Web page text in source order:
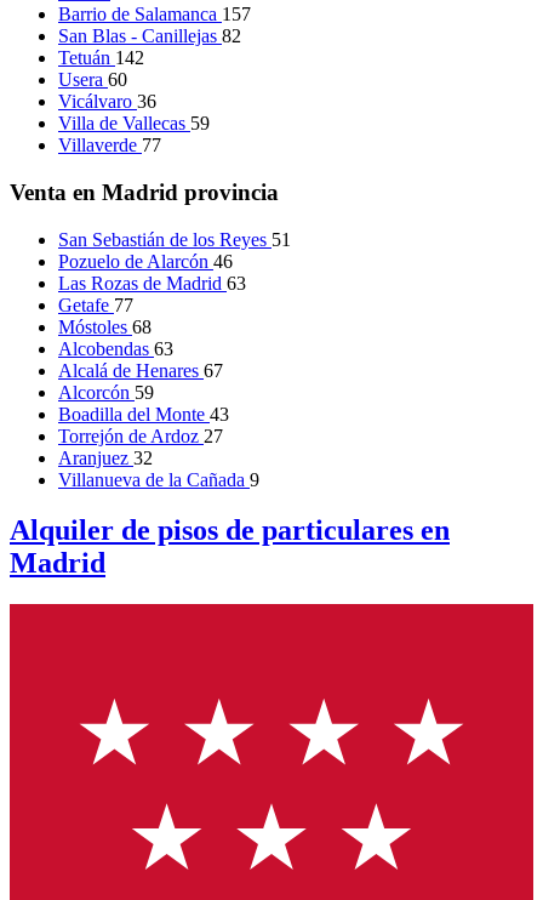
Barrio de Salamanca 157
San Blas - Canillejas 82
Tetuán 142
Usera 60
Vicálvaro 36
Villa de Vallecas 59
Villaverde 77
Venta en Madrid provincia
San Sebastián de los Reyes 51
Pozuelo de Alarcón 46
Las Rozas de Madrid 63
Getafe 77
Móstoles 68
Alcobendas 63
Alcalá de Henares 67
Alcorcón 59
Boadilla del Monte 43
Torrejón de Ardoz 27
Aranjuez 32
Villanueva de la Cañada 9
Alquiler de pisos de particulares en
Madrid